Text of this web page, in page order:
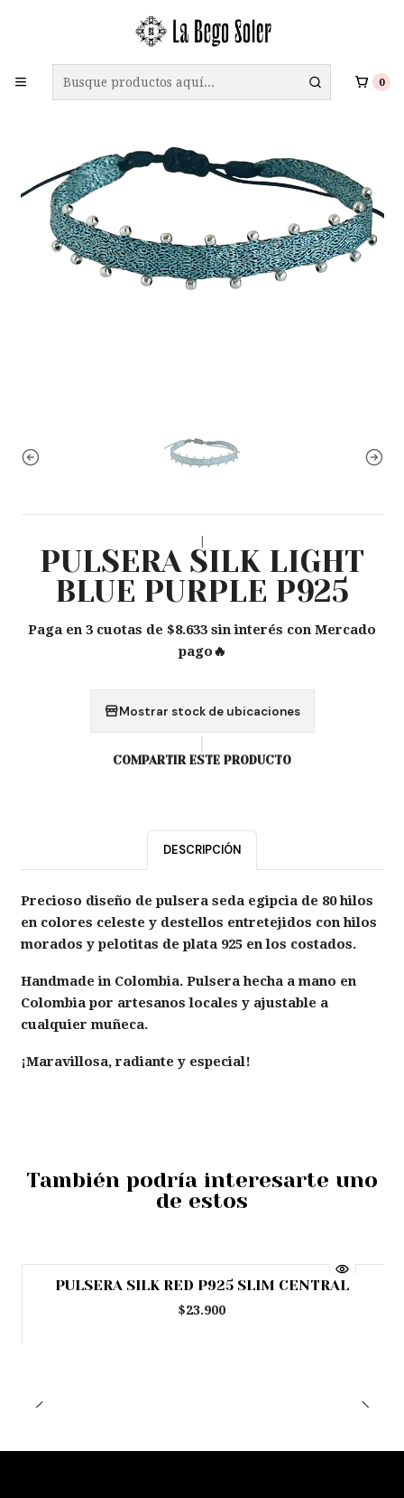
0
ENVÍO GRATIS A TODO CHILE EN COMPRAS SOBRE $69.990
|
PULSERA SILK LIGHT
BLUE PURPLE P925
Paga en 3 cuotas de $8.633 sin interés con Mercado
pago🔥
Mostrar stock de ubicaciones
COMPARTIR ESTE PRODUCTO
DESCRIPCIÓN
Precioso diseño de pulsera seda egipcia de 80 hilos
en colores celeste y destellos entretejidos con hilos
morados y pelotitas de plata 925 en los costados.
Handmade in Colombia. Pulsera hecha a mano en
Colombia por artesanos locales y ajustable a
cualquier muñeca.
¡Maravillosa, radiante y especial!
También podría interesarte uno
de estos
Agotado
PULSERA SILK RED P925 SLIM CENTRAL
$23.900